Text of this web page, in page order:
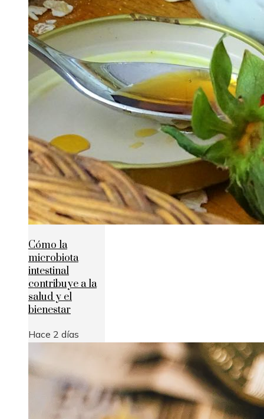
Cómo la
microbiota
intestinal
contribuye a la
salud y el
bienestar
Hace 2 días